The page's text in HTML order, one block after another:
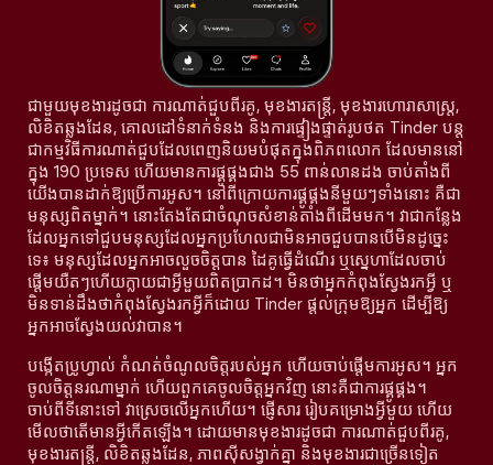
ជាមួយមុខងារដូចជា ការណាត់ជួបពីរគូ, មុខងារតន្រ្តី, មុខងារហោរាសាស្ត្រ,
លិខិតឆ្លងដែន, គោលដៅទំនាក់ទំនង និងការផ្ទៀងផ្ទាត់រូបថត Tinder បន្ត
ជាកម្មវិធីការណាត់ជួបដែលពេញនិយមបំផុតក្នុងពិភពលោក ដែលមាននៅ
ក្នុង 190 ប្រទេស ហើយមានការផ្គូផ្គងជាង 55 ពាន់លានដង ចាប់តាំងពី
យើងបានដាក់ឱ្យប្រើការអូស។ នៅពីក្រោយការផ្គូផ្គងនីមួយៗទាំងនោះ គឺជា
មនុស្សពិតម្នាក់។ នោះតែងតែជាចំណុចសំខាន់តាំងពីដើមមក។ វាជាកន្លែង
ដែលអ្នកទៅជួបមនុស្សដែលអ្នកប្រហែលជាមិនអាចជួបបានបើមិនដូច្នេះ
ទេ៖ មនុស្សដែលអ្នកអាចលួចចិត្តបាន ដៃគូធ្វើដំណើរ ឬស្នេហាដែលចាប់
ផ្តើមយឺតៗហើយក្លាយជាអ្វីមួយពិតប្រាកដ។ មិនថាអ្នកកំពុងស្វែងរកអ្វី ឬ
មិនទាន់ដឹងថាកំពុងស្វែងរកអ្វីក៏ដោយ Tinder ផ្តល់ក្រុមឱ្យអ្នក ដើម្បីឱ្យ
អ្នកអាចស្វែងយល់វាបាន។
បង្កើតប្រូហ្វាល់ កំណត់ចំណូលចិត្តរបស់អ្នក ហើយចាប់ផ្តើមការអូស។ អ្នក
ចូលចិត្តនរណាម្នាក់ ហើយពួកគេចូលចិត្តអ្នកវិញ នោះគឺជាការផ្គូផ្គង។
ចាប់ពីទីនោះទៅ វាស្រេចលើអ្នកហើយ។ ផ្ញើសារ រៀបគម្រោងអ្វីមួយ ហើយ
មើលថាតើមានអ្វីកើតឡើង។ ដោយមានមុខងារដូចជា ការណាត់ជួបពីរគូ,
មុខងារតន្រ្តី, លិខិតឆ្លងដែន, ភាពស៊ីសង្វាក់គ្នា និងមុខងារជាច្រើនទៀត